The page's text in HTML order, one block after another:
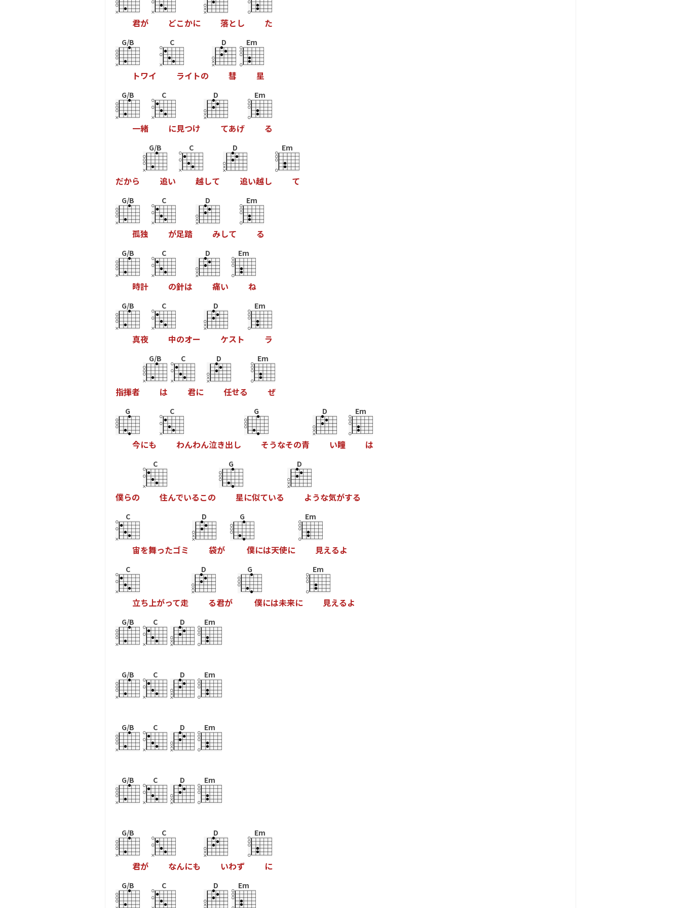
君が どこかに 落と し た
G/B
トワイ
C
ライ トの
D
彗
Em
星
G/B
一緒
C
に見つけ
D
てあげ
Em
る
だから
G/B
追い
C
越して
D
追い越し
Em
て
G/B
孤独
C
が足踏
D
みして
Em
る
G/B
時計
C
の針は
D
痛い
Em
ね
G/B
真夜
C
中のオー
D
ケス ト
Em
ラ
指揮者
G/B
は
C
君に
D
任せる
Em
ぜ
G
今にも
C
わんわん泣き出し
G
そうなその青
D
い瞳
Em
は
僕らの
C
住んでいるこの
G
星に似ている
D
ような気がする
C
宙を舞ったゴミ
D
袋が
G
僕には天使に
Em
見えるよ
C
立ち上がって走
D
る君が
G
僕には未来に
Em
見えるよ
G/B C D Em
G/B C D Em
G/B C D Em
G/B C D Em
G/B
君が
C
なんにも
D
いわず
Em
に
G/B C D Em